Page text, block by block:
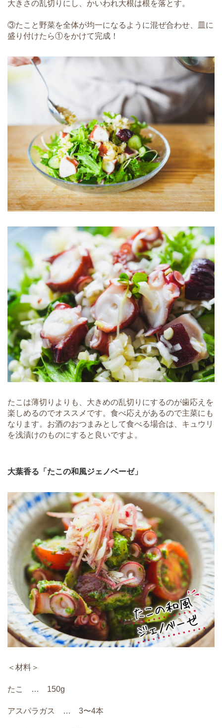
大きさの乱切りにし、かいわれ大根は根を落とす。
③たこと野菜を全体が均一になるように混ぜ合わせ、皿に
盛り付けたら①をかけて完成！
たこは薄切りよりも、大きめの乱切りにするのが歯応えを
楽しめるのでオススメです。食べ応えがあるので主菜にも
なります。お酒のおつまみとして食べる場合は、キュウリ
を浅漬けのものにすると良いですよ。
大葉香る「たこの和風ジェノベーゼ」
＜材料＞
たこ … 150g
アスパラガス … 3〜4本